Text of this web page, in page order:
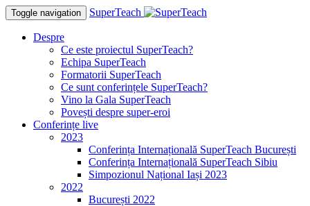
Toggle navigation SuperTeach
Despre
Ce este proiectul SuperTeach?
Echipa SuperTeach
Formatorii SuperTeach
Ce sunt conferințele SuperTeach?
Vino la Gala SuperTeach
Povești despre super-eroi
Conferințe live
2023
Conferința Internațională SuperTeach București
Conferința Internațională SuperTeach Sibiu
Simpozionul Național Iași 2023
2022
București 2022